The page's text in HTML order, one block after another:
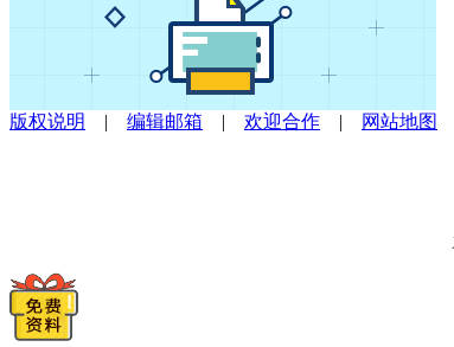
版权说明 | 编辑邮箱 | 欢迎合作 | 网站地图